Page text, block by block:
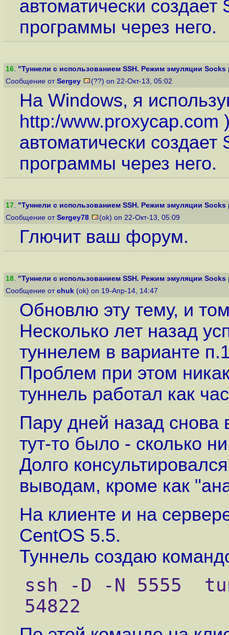
автоматически
программы через него.
16. "Туннели с использованием SSH. Режим эмуляции Socks
Сообщение от Sergey (??) on 22-Окт-13, 05:02
На Windows, я
http:/www.proxycap.com
автоматически
программы через него.
17. "Туннели с использованием SSH. Режим эмуляции Socks
Сообщение от Sergey78 (ok) on 22-Окт-13, 05:09
Глючит ваш форум.
18. "Туннели с использованием SSH. Режим эмуляции Socks
Сообщение от chuk (ok) on 19-Апр-14, 14:47
Обновлю эту тему, и
Несколько лет назад
туннелем в варианте
Проблем при этом
туннель работал как
Пару дней назад снова
тут-то было - сколько
Долго
выводам, кроме как
На клиенте и на
CentOS 5.5.
Туннель создаю
ssh -D -N 5555
54822